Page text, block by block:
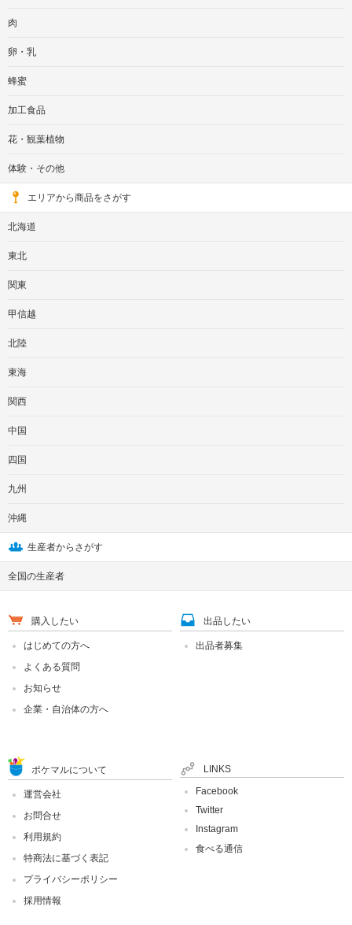
肉
卵・乳
蜂蜜
加工食品
花・観葉植物
体験・その他
エリアから商品をさがす
北海道
東北
関東
甲信越
北陸
東海
関西
中国
四国
九州
沖縄
生産者からさがす
全国の生産者
購入したい
はじめての方へ
よくある質問
お知らせ
企業・自治体の方へ
出品したい
出品者募集
ポケマルについて
運営会社
お問合せ
利用規約
特商法に基づく表記
プライバシーポリシー
採用情報
LINKS
Facebook
Twitter
Instagram
食べる通信